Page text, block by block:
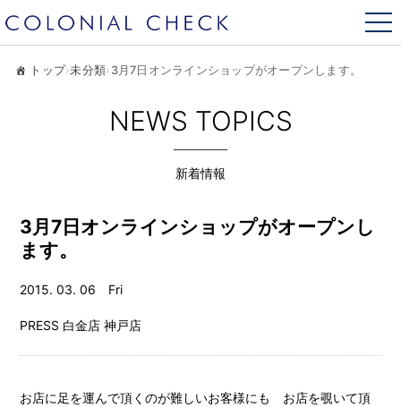
トップ›未分類› 3月7日オンラインショップがオープンします。
NEWS TOPICS
新着情報
3月7日オンラインショップがオープンし
ます。
2015. 03. 06 Fri
PRESS 白金店 神戸店
お店に足を運んで頂くのが難しいお客様にも お店を覗いて頂